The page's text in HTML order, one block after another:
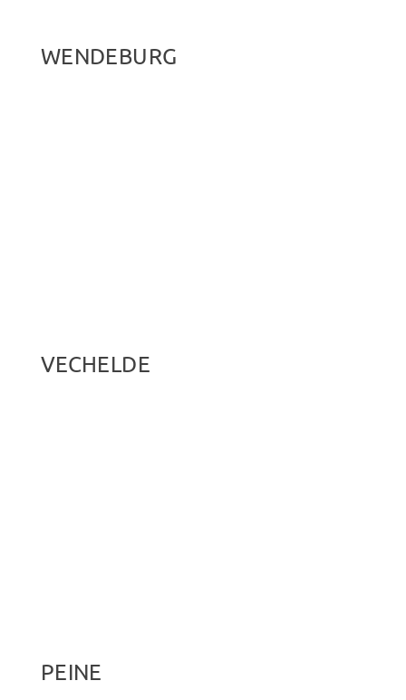
WENDEBURG
VECHELDE
PEINE